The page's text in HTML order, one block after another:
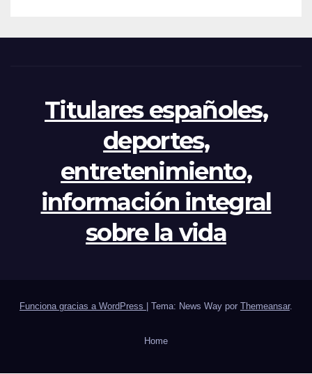
Titulares españoles,
deportes,
entretenimiento,
información integral
sobre la vida
Funciona gracias a WordPress Tema: News Way por Themeansar.
Home